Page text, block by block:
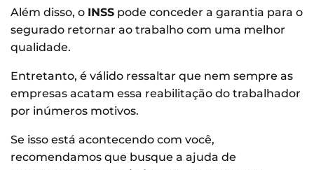
Além disso, o INSS pode conceder a garantia para o
segurado retornar ao trabalho com uma melhor
qualidade.
Entretanto, é válido ressaltar que nem sempre as
empresas acatam essa reabilitação do trabalhador
por inúmeros motivos.
Se isso está acontecendo com você,
recomendamos que busque a ajuda de